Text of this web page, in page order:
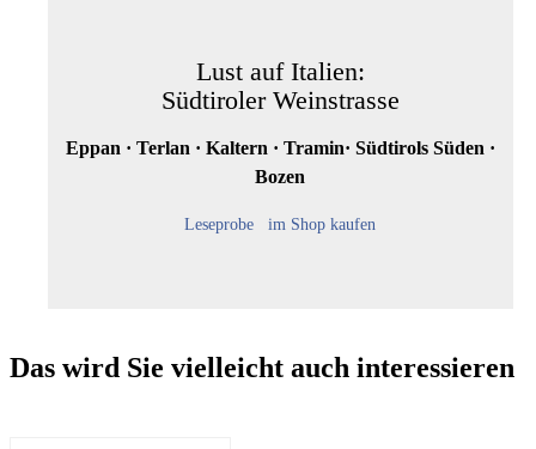
Lust auf Italien:
Südtiroler Weinstrasse
Eppan · Terlan · Kaltern · Tramin· Südtirols Süden ·
Bozen
Leseprobe im Shop kaufen
Das wird Sie vielleicht auch interessieren